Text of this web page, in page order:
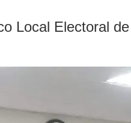
Local Electoral